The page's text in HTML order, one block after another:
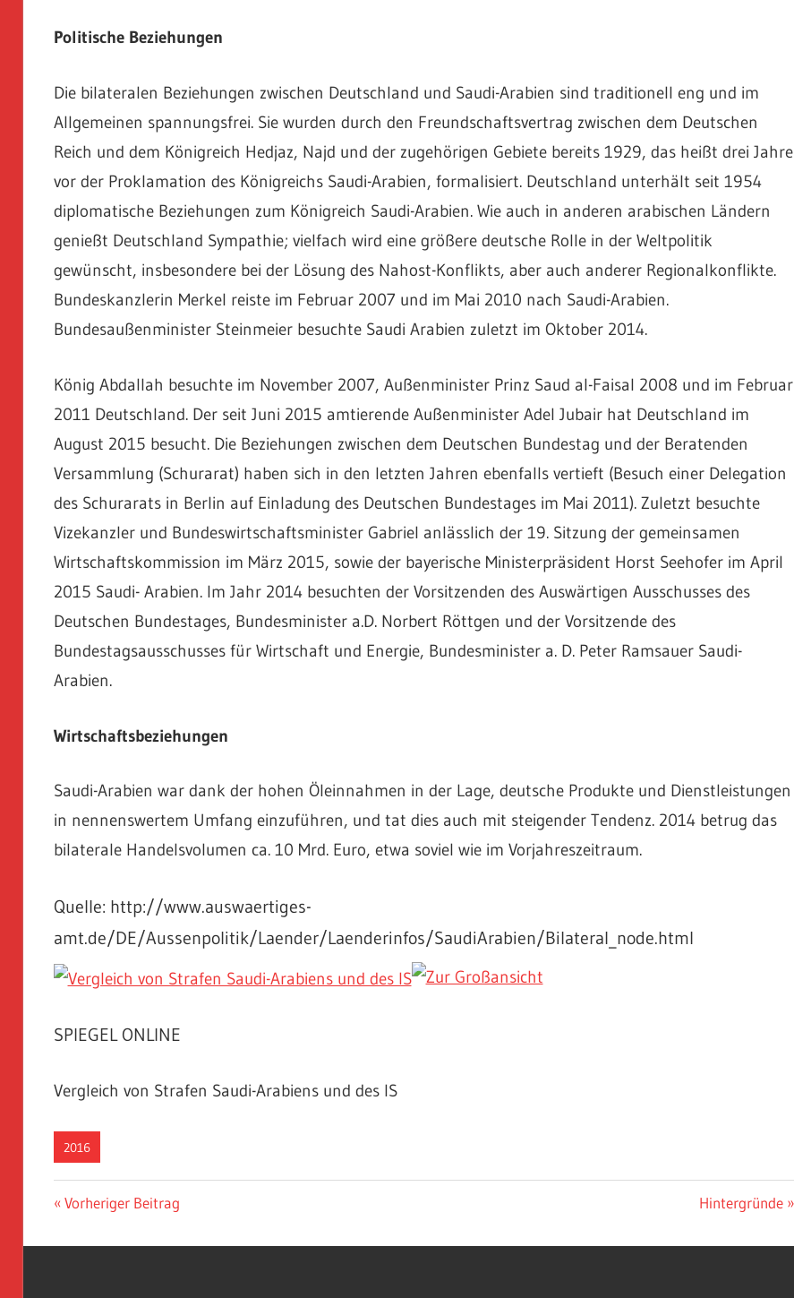
Politische Beziehungen
Die bilateralen Beziehungen zwischen Deutschland und Saudi-Arabien sind traditionell eng und im
Allgemeinen spannungsfrei. Sie wurden durch den Freundschaftsvertrag zwischen dem Deutschen
Reich und dem Königreich Hedjaz, Najd und der zugehörigen Gebiete bereits 1929, das heißt drei Jahre
vor der Proklamation des Königreichs Saudi-Arabien, formalisiert. Deutschland unterhält seit 1954
diplomatische Beziehungen zum Königreich Saudi-Arabien. Wie auch in anderen arabischen Ländern
genießt Deutschland Sympathie; vielfach wird eine größere deutsche Rolle in der Weltpolitik
gewünscht, insbesondere bei der Lösung des Nahost-Konflikts, aber auch anderer Regionalkonflikte.
Bundeskanzlerin Merkel reiste im Februar 2007 und im Mai 2010 nach Saudi-Arabien.
Bundesaußenminister Steinmeier besuchte Saudi Arabien zuletzt im Oktober 2014.
König Abdallah besuchte im November 2007, Außenminister Prinz Saud al-Faisal 2008 und im Februar
2011 Deutschland. Der seit Juni 2015 amtierende Außenminister Adel Jubair hat Deutschland im
August 2015 besucht. Die Beziehungen zwischen dem Deutschen Bundestag und der Beratenden
Versammlung (Schurarat) haben sich in den letzten Jahren ebenfalls vertieft (Besuch einer Delegation
des Schurarats in Berlin auf Einladung des Deutschen Bundestages im Mai 2011). Zuletzt besuchte
Vizekanzler und Bundeswirtschaftsminister Gabriel anlässlich der 19. Sitzung der gemeinsamen
Wirtschaftskommission im März 2015, sowie der bayerische Ministerpräsident Horst Seehofer im April
2015 Saudi- Arabien. Im Jahr 2014 besuchten der Vorsitzenden des Auswärtigen Ausschusses des
Deutschen Bundestages, Bundesminister a.D. Norbert Röttgen und der Vorsitzende des
Bundestagsausschusses für Wirtschaft und Energie, Bundesminister a. D. Peter Ramsauer Saudi-
Arabien.
Wirtschaftsbeziehungen
Saudi-Arabien war dank der hohen Öleinnahmen in der Lage, deutsche Produkte und Dienstleistungen
in nennenswertem Umfang einzuführen, und tat dies auch mit steigender Tendenz. 2014 betrug das
bilaterale Handelsvolumen ca. 10 Mrd. Euro, etwa soviel wie im Vorjahreszeitraum.
Quelle: http://www.auswaertiges-
amt.de/DE/Aussenpolitik/Laender/Laenderinfos/SaudiArabien/Bilateral_node.html
SPIEGEL ONLINE
Vergleich von Strafen Saudi-Arabiens und des IS
2016
Beitragsnavigation
Vorheriger
Vorheriger Beitrag
Nächster
Hintergründe